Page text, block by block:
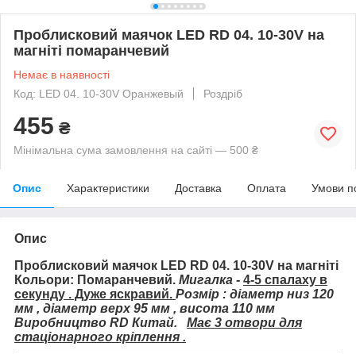
Проблисковий маячок LED RD 04. 10-30V на
магніті помаранчевий
Немає в наявності
Код: LED 04. 10-30V Оранжевый
Роздріб
455 ₴
Мінімальна сума замовлення на сайті — 500 ₴
Опис Характеристики Доставка Оплата Умови
Опис
Проблисковий маячок LED RD 04. 10-30V на магніті
Кольори: Помаранчевий. Мигалка - 4-5 спалаху в
секунду . Дуже яскравий. Розмір : діаметр низ 120
мм , діаметр верх 95 мм , висота 110 мм
Виробництво RD Китай. Має 3 отвори для
стаціонарного кріплення .